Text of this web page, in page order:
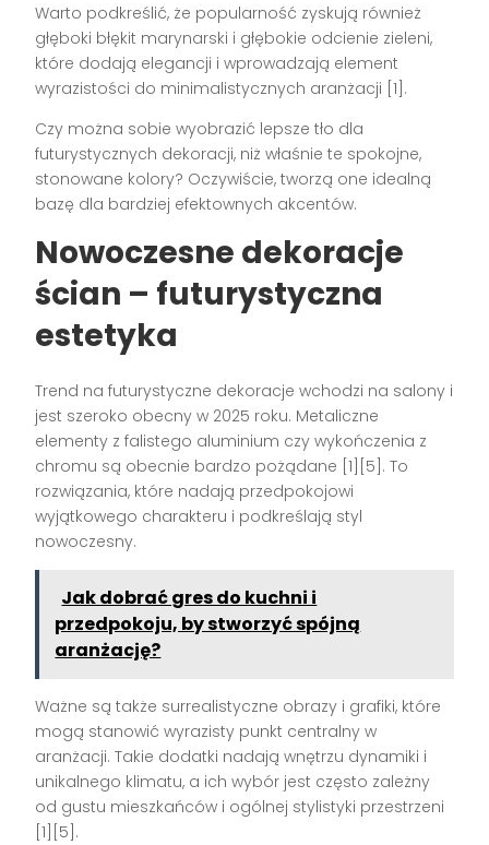
Warto podkreślić, że popularność zyskują również
głęboki błękit marynarski i głębokie odcienie zieleni,
które dodają elegancji i wprowadzają element
wyrazistości do minimalistycznych aranżacji [1].
Czy można sobie wyobrazić lepsze tło dla
futurystycznych dekoracji, niż właśnie te spokojne,
stonowane kolory? Oczywiście, tworzą one idealną
bazę dla bardziej efektownych akcentów.
Nowoczesne dekoracje
ścian – futurystyczna
estetyka
Trend na futurystyczne dekoracje wchodzi na salony i
jest szeroko obecny w 2025 roku. Metaliczne
elementy z falistego aluminium czy wykończenia z
chromu są obecnie bardzo pożądane [1][5]. To
rozwiązania, które nadają przedpokojowi
wyjątkowego charakteru i podkreślają styl
nowoczesny.
Jak dobrać gres do kuchni i
przedpokoju, by stworzyć spójną
aranżację?
Ważne są także surrealistyczne obrazy i grafiki, które
mogą stanowić wyrazisty punkt centralny w
aranżacji. Takie dodatki nadają wnętrzu dynamiki i
unikalnego klimatu, a ich wybór jest często zależny
od gustu mieszkańców i ogólnej stylistyki przestrzeni
[1][5].